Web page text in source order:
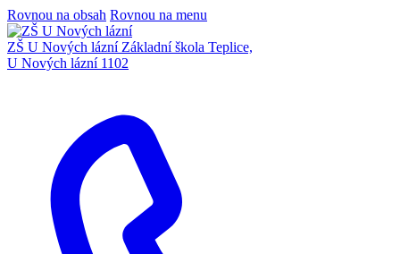
Rovnou na obsah Rovnou na menu
ZŠ U Nových lázní Základní škola Teplice,
U Nových lázní 1102